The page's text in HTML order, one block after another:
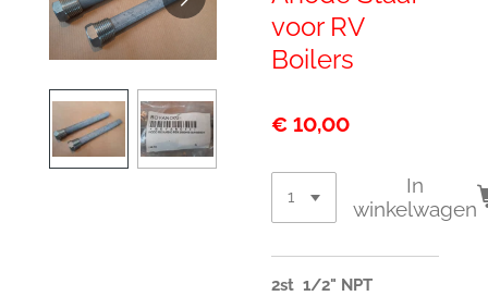
voor RV
Boilers
€ 10,00
In
winkelwagen
2st 1/2" NPT